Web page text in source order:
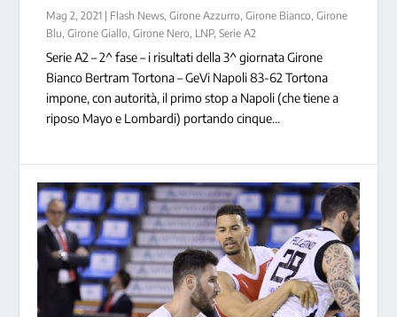
Mag 2, 2021 | Flash News,Girone Azzurro,Girone Bianco,Girone
Blu,Girone Giallo,Girone Nero, LNP,Serie A2
Serie A2 – 2^ fase – i risultati della 3^ giornata Girone
Bianco Bertram Tortona – GeVi Napoli 83-62 Tortona
impone, con autorità, il primo stop a Napoli (che tiene a
riposo Mayo e Lombardi) portando cinque...